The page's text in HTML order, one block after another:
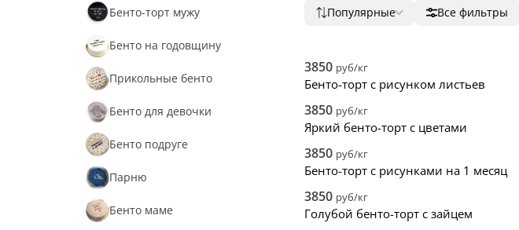
Бенто-торт мужу
Бенто на годовщину
Прикольные бенто
Бенто для девочки
Бенто подруге
Парню
Бенто маме
Популярные
Сначала дорогие
Новинки
Все фильтры
3850 руб/кг
Бенто-торт с рисунком листьев
3850 руб/кг
Яркий бенто-торт с цветами
3850 руб/кг
Бенто-торт с рисунками на 1 месяц
3850 руб/кг
Голубой бенто-торт с зайцем